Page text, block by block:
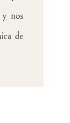
y nos
de